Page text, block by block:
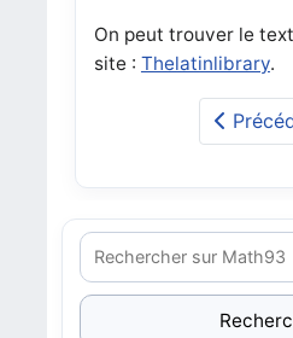
On peut trouver le
site : Thelatinlibrary.